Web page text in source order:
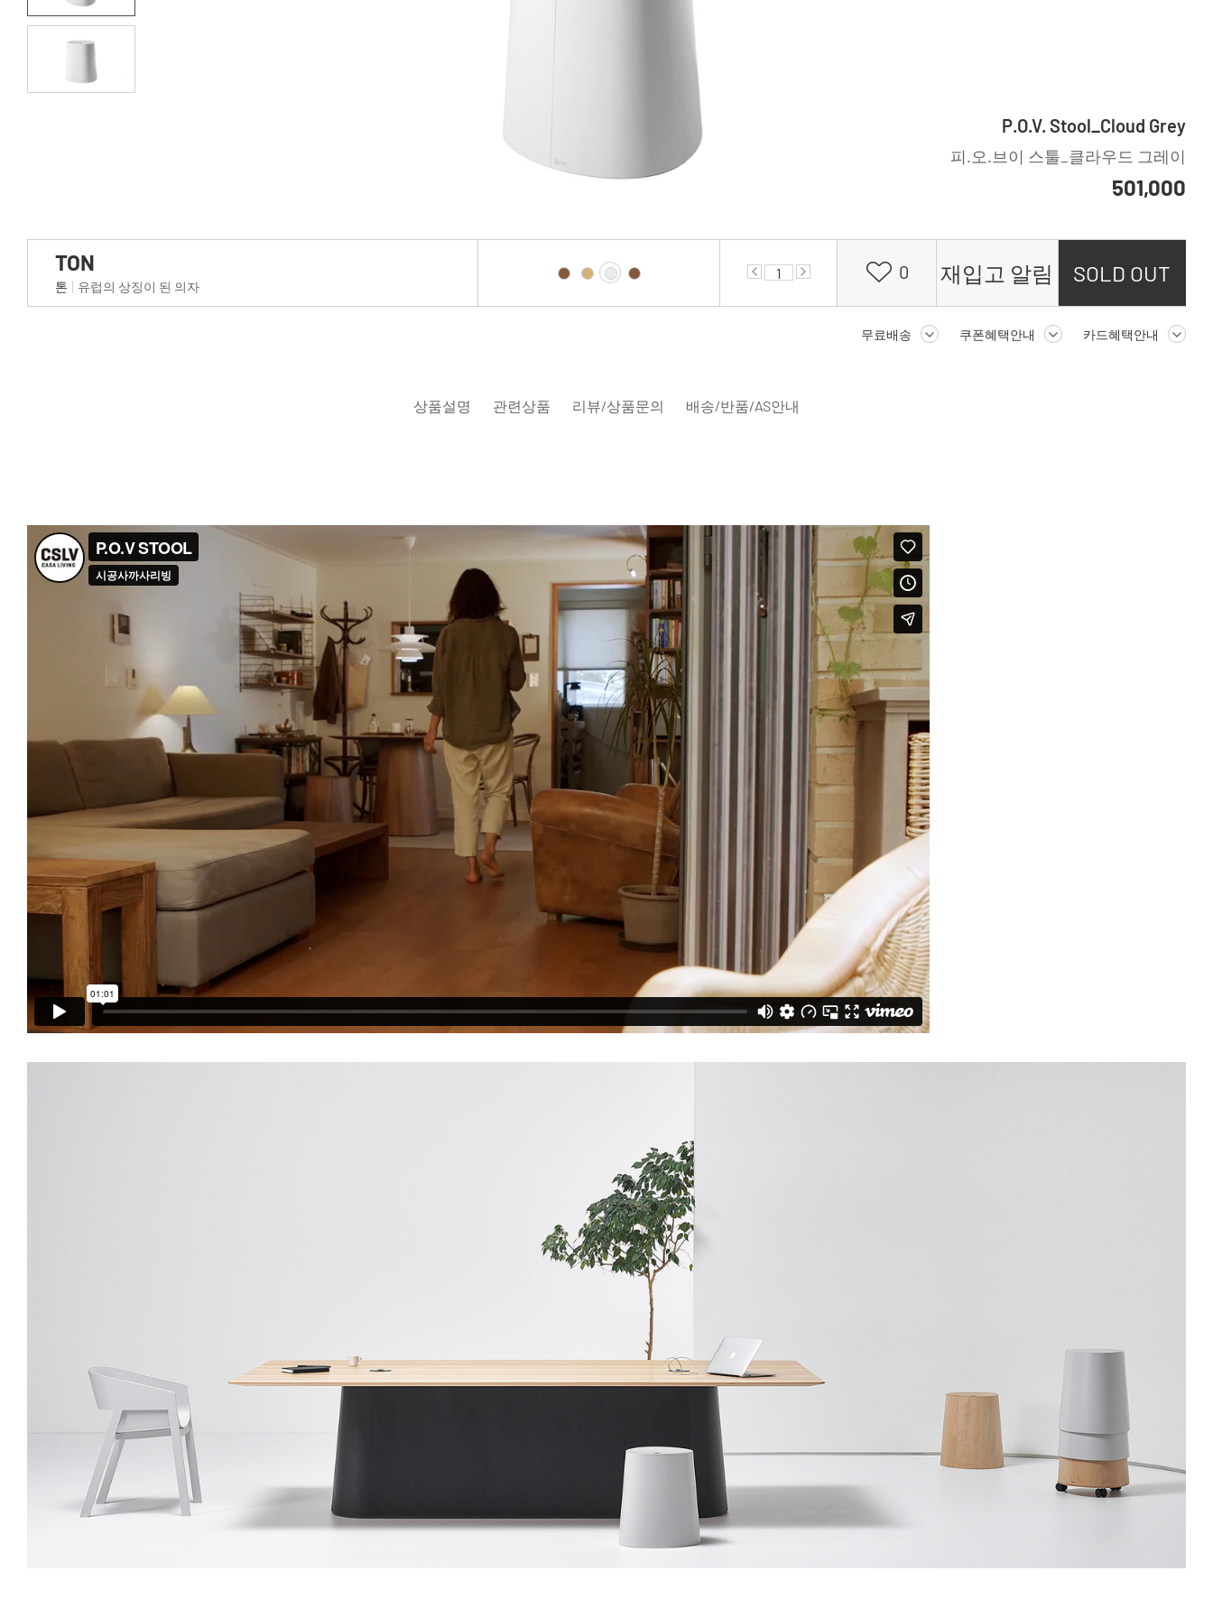
P.O.V. Stool_Cloud Grey
피.오.브이 스툴_클라우드 그레이
501,000
TON
톤 유럽의 상징이 된 의자
0 재입고 알림 SOLD OUT
무료배송 쿠폰혜택안내 카드혜택안내
상품설명 관련상품 리뷰/상품문의 배송/반품/AS안내